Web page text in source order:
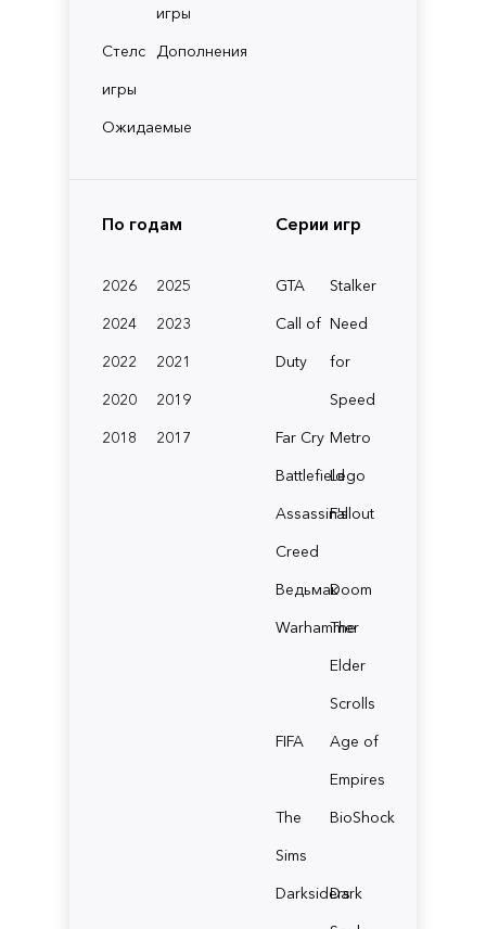
игры
Стелс
игры
Дополнения
Ожидаемые
По годам
2026
2025
2024
2023
2022
2021
2020
2019
2018
2017
Серии игр
GTA
Stalker
Call of
Duty
Need
for
Speed
Far Cry Metro
BattlefieldLego
Assassin's
Creed
Fallout
ВедьмакDoom
Warhammer
The
Elder
Scrolls
FIFA
Age of
Empires
The
Sims
BioShock
Darksiders
Dark